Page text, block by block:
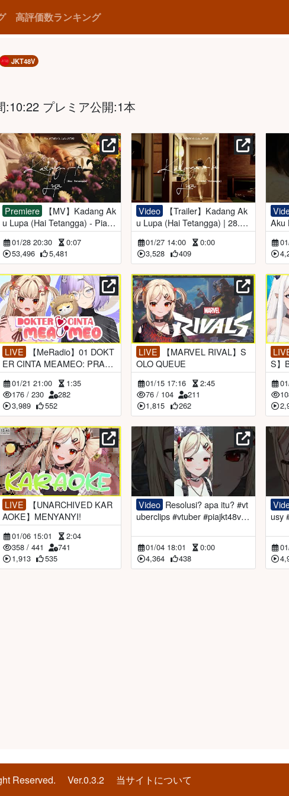
高評価数ランキング
JKT48V
プレミア公開:1本
Premiere
u Lupa (Hai Tetangga) - Pia J
KT48V feat. LULU JKT48【Or
iginal Song】
01/28 20:30
0:07
53,496
5,481
Video
u Lupa (Hai Tetangga) | 28.0
1.2026
01/27 14:00
0:00
3,528
409
Aku Lupa
a
LIVE
ER CINTA MEAMEO: PRAKT
EK PERTAMA DI 2026 with a
sisten @ElaineCelestia
01/21 21:00
1:35
176/ 230
282
3,989
552
LIVE
OLO QUEUE
01/15 17:16
2:45
76 / 104
211
1,815
262
S】
LIVE 【UNARCHIVED KAR
AOKE】MENYANYI!
01/06 15:01
2:04
358/ 441
741
1,913
535
Video
uberclips #vtuber #piajkt48v #
01/04 18:01
0:00
4,364
438
usy
Reserved. Ver.0.3.2 当サイトについて